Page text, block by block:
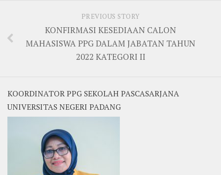
PREVIOUS STORY
KONFIRMASI KESEDIAAN CALON
MAHASISWA PPG DALAM JABATAN TAHUN
2022 KATEGORI II
KOORDINATOR PPG SEKOLAH PASCASARJANA
UNIVERSITAS NEGERI PADANG